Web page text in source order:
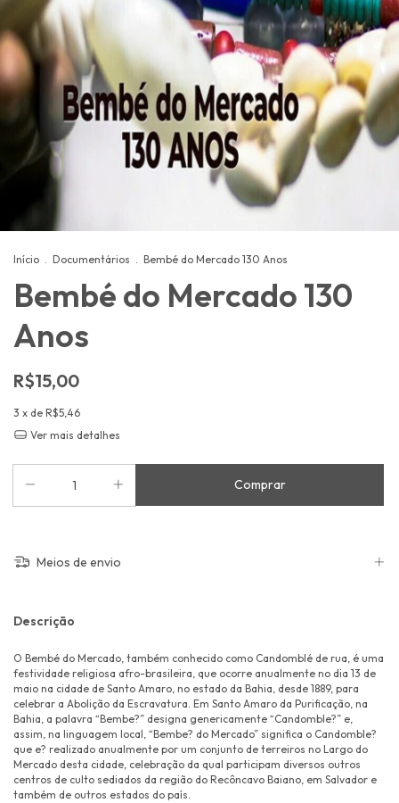
Início Documentários Bembé do Mercado 130 Anos
Bembé do Mercado 130
Anos
R$15,00
3 x de R$5,46
Ver mais detalhes
Meios de envio
Descrição
O Bembé do Mercado, também conhecido como Candomblé de rua, é uma
festividade religiosa afro-brasileira, que ocorre anualmente no dia 13 de
maio na cidade de Santo Amaro, no estado da Bahia, desde 1889, para
celebrar a Abolição da Escravatura. Em Santo Amaro da Purificação, na
Bahia, a palavra “Bembe?” designa genericamente “Candomble?” e,
assim, na linguagem local, “Bembe? do Mercado” significa o Candomble?
que e? realizado anualmente por um conjunto de terreiros no Largo do
Mercado desta cidade, celebração da qual participam diversos outros
centros de culto sediados da região do Recôncavo Baiano, em Salvador e
também de outros estados do país.